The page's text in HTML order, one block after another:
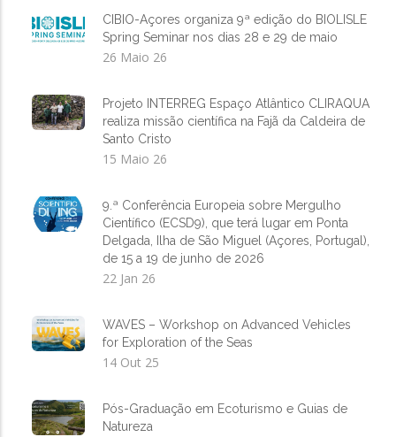
CIBIO-Açores organiza 9ª edição do BIOLISLE
Spring Seminar nos dias 28 e 29 de maio
26 Maio 26
Projeto INTERREG Espaço Atlântico CLIRAQUA
realiza missão científica na Fajã da Caldeira de
Santo Cristo
15 Maio 26
9.ª Conferência Europeia sobre Mergulho
Científico (ECSD9), que terá lugar em Ponta
Delgada, Ilha de São Miguel (Açores, Portugal),
de 15 a 19 de junho de 2026
22 Jan 26
WAVES – Workshop on Advanced Vehicles
for Exploration of the Seas
14 Out 25
Pós-Graduação em Ecoturismo e Guias de
Natureza